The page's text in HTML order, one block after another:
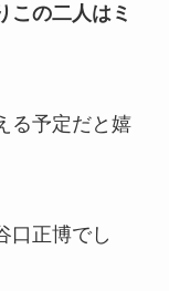
この二人はミ
る予定だと嬉
口正博でし